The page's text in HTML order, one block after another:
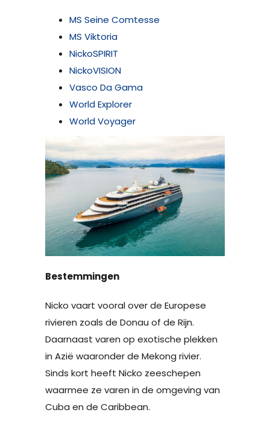
MS Seine Comtesse
MS Viktoria
NickoSPIRIT
NickoVISION
Vasco Da Gama
World Explorer
World Voyager
Bestemmingen
Nicko vaart vooral over de Europese
rivieren zoals de Donau of de Rijn.
Daarnaast varen op exotische plekken
in Azië waaronder de Mekong rivier.
Sinds kort heeft Nicko zeeschepen
waarmee ze varen in de omgeving van
Cuba en de Caribbean.